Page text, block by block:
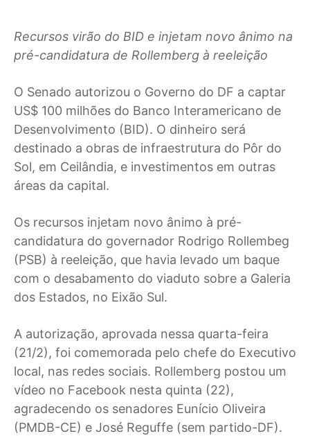
Recursos virão do BID e injetam novo ânimo na
pré-candidatura de Rollemberg à reeleição
O Senado autorizou o Governo do DF a captar
US$ 100 milhões do Banco Interamericano de
Desenvolvimento (BID). O dinheiro será
destinado a obras de infraestrutura do Pôr do
Sol, em Ceilândia, e investimentos em outras
áreas da capital.
Os recursos injetam novo ânimo à pré-
candidatura do governador Rodrigo Rollembeg
(PSB) à reeleição, que havia levado um baque
com o desabamento do viaduto sobre a Galeria
dos Estados, no Eixão Sul.
A autorização, aprovada nessa quarta-feira
(21/2), foi comemorada pelo chefe do Executivo
local, nas redes sociais. Rollemberg postou um
vídeo no Facebook nesta quinta (22),
agradecendo os senadores Eunício Oliveira
(PMDB-CE) e José Reguffe (sem partido-DF).